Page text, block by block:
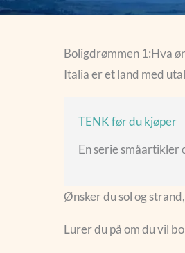
Boligdrømmen 1:Hva
Italia er et land med
TENK før du kjøper
En serie småartikler
Ønsker du sol og
Lurer du på om du vil